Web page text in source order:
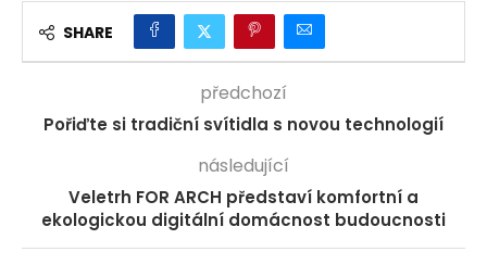
SHARE
předchozí
Pořiďte si tradiční svítidla s novou technologií
následující
Veletrh FOR ARCH představí komfortní a
ekologickou digitální domácnost budoucnosti